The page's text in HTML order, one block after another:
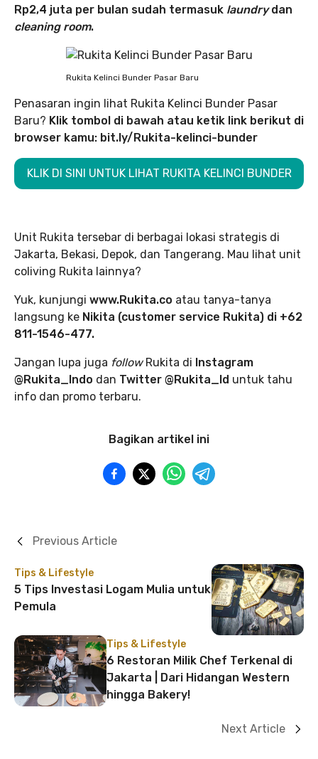
Rp2,4 juta per bulan sudah termasuk laundrydan
cleaning room.
Rukita Kelinci Bunder Pasar Baru
Penasaran ingin lihat Rukita Kelinci Bunder Pasar
Baru? Klik tombol di bawah atau ketik link berikut di
browser kamu: bit.ly/Rukita-kelinci-bunder
KLIK DI SINI UNTUK LIHAT RUKITA KELINCI BUNDER
Unit Rukita tersebar di berbagai lokasi strategis di
Jakarta, Bekasi, Depok, dan Tangerang. Mau lihat unit
coliving Rukita lainnya?
Yuk, kunjungi www.Rukita.co atau tanya-tanya
langsung ke Nikita (customer service Rukita) di +62
811-1546-477.
Jangan lupa juga followRukita di Instagram
@Rukita_Indo dan Twitter @Rukita_Id untuk tahu
info dan promo terbaru.
Bagikan artikel ini
Tips & Lifestyle
5 Tips Investasi Logam Mulia untuk
Pemula
Previous Article
Tips & Lifestyle
6 Restoran Milik Chef Terkenal di
Jakarta | Dari Hidangan Western
hingga Bakery!
Next Article